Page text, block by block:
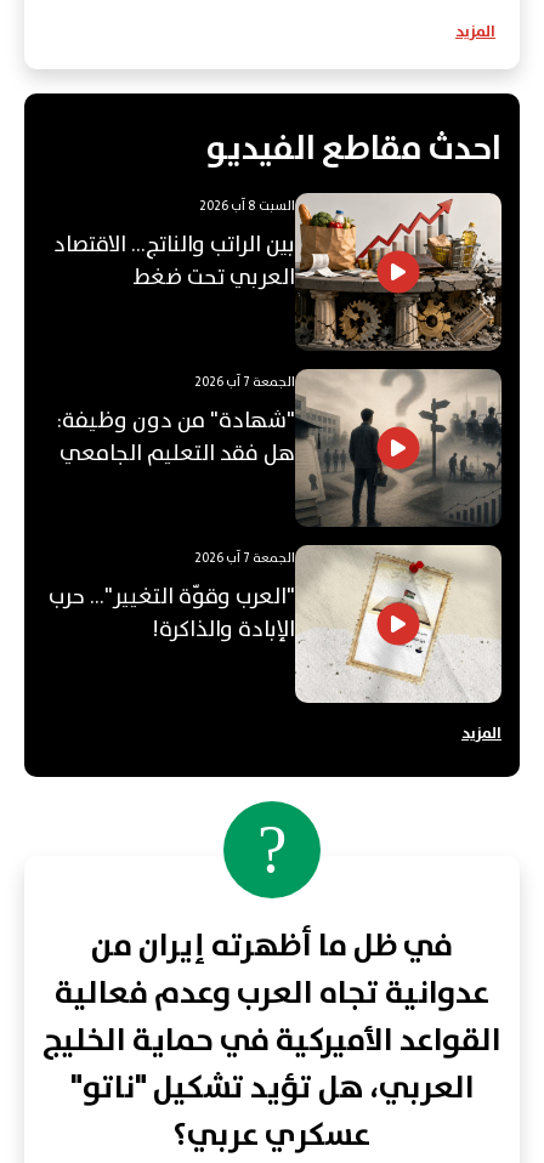
المزيد
احدث مقاطع الفيديو
السبت 8 آب 2026
بين الراتب والناتج… الاقتصاد
العربي تحت ضغط
الجمعة 7 آب 2026
"شهادة" من دون وظيفة:
هل فقد التعليم الجامعي
الجمعة 7 آب 2026
"العرب وقوّة التغيير"... حرب
الإبادة والذاكرة!
المزيد
?
في ظل ما أظهرته إيران من
عدوانية تجاه العرب وعدم فعالية
القواعد الأميركية في حماية الخليج
العربي، هل تؤيد تشكيل "ناتو"
عسكري عربي؟